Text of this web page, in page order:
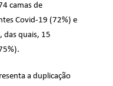
camas de
Covid-19 (72%) e
das quais, 15
a duplicação